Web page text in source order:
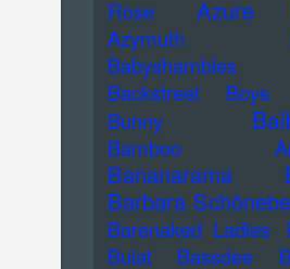
Rose
Azure
Azymuth
Babyshambles
Backstreet Boys
Bunny
Bamboo
Bananarama
Barbara
Barenaked Ladies
Bulat
Bassdee